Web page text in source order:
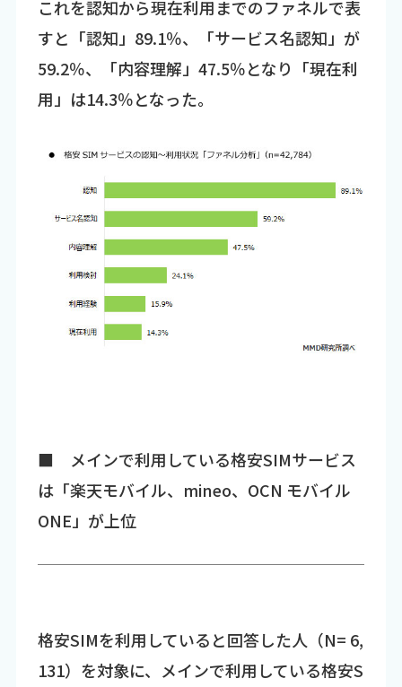
これを認知から現在利用までのファネルで表
すと「認知」89.1％、「サービス名認知」が
59.2％、「内容理解」47.5％となり「現在利
用」は14.3％となった。
■ メインで利用している格安SIMサービス
は「楽天モバイル、mineo、OCN モバイル
ONE」が上位
格安SIMを利用していると回答した人（N= 6,
131）を対象に、メインで利用している格安S